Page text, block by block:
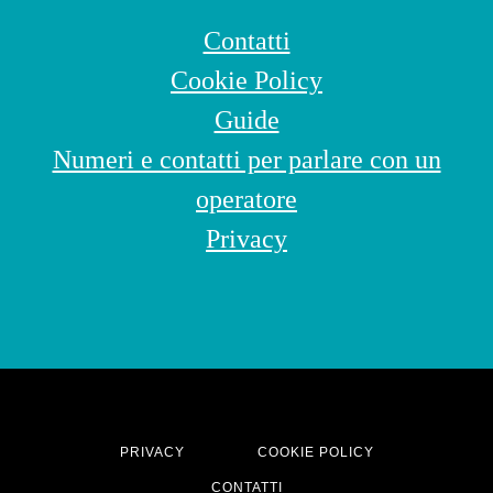
Contatti
Cookie Policy
Guide
Numeri e contatti per parlare con un
operatore
Privacy
PRIVACY COOKIE POLICY
CONTATTI